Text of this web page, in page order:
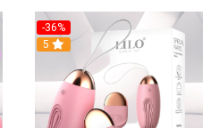
-36%
5